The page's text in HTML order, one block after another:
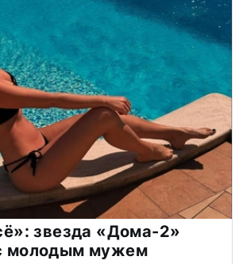
звезда «Дома-2»
молодым мужем